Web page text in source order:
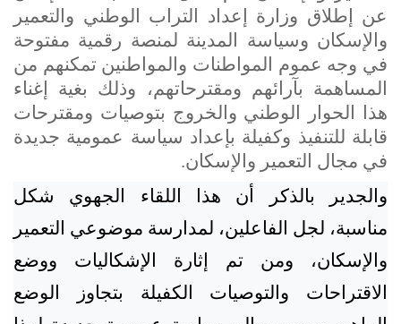
عن إطلاق وزارة إعداد التراب الوطني والتعمير
والإسكان وسياسة المدينة لمنصة رقمية مفتوحة
في وجه عموم المواطنات والمواطنين تمكنهم من
المساهمة بآرائهم ومقترحاتهم، وذلك بغية إغناء
هذا الحوار الوطني والخروج بتوصيات ومقترحات
قابلة للتنفيذ وكفيلة بإعداد سياسة عمومية جديدة
في مجال التعمير والإسكان.
والجدير بالذكر أن هذا اللقاء الجهوي شكل
مناسبة، لجل الفاعلين، لمدارسة موضوعي التعمير
والإسكان، ومن تم إثارة الإشكاليات ووضع
الاقتراحات والتوصيات الكفيلة بتجاوز الوضع